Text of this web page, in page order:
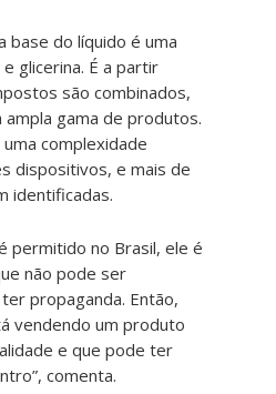
base do líquido é uma
glicerina. É a partir
são combinados,
gama de produtos.
complexidade
dispositivos, e mais de
identificadas.
permitido no Brasil, ele é
não pode ser
propaganda. Então,
vendendo um produto
e que pode ter
comenta.